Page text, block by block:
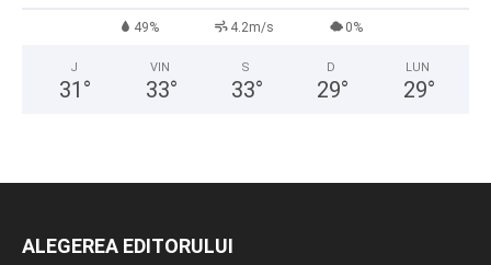
49% 4.2m/s 0%
J
31 °
VIN
33°
S
33°
D
29°
LUN
29°
ALEGEREA EDITORULUI